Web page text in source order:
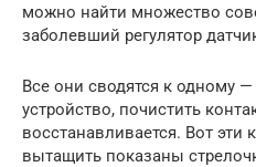
можно найти множество
заболевший регулятор
Все они сводятся к одному
устройство, почистить
восстанавливается. Вот эти
вытащить показаны